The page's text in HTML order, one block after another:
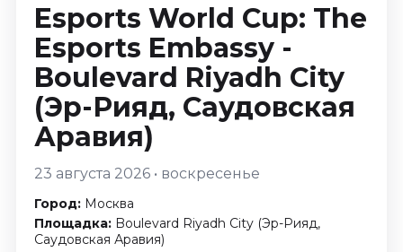
Январь 2027
Стендап
Август 2026
Сентябрь 2026
Октябрь 2026
Ноябрь 2026
Декабрь 2026
Выставки
Август 2026
Esports World Cup: The
Esports Embassy -
Boulevard Riyadh City
(Эр-Рияд, Саудовская
Аравия)
23 августа 2026 • воскресенье
Город: Москва
Площадка:Boulevard Riyadh City (Эр-Рияд,
Саудовская Аравия)